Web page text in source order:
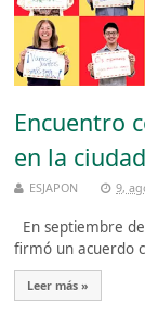
Encuentro
en la
ESJAPON 9,
En septiembre
firmó un acuerdo
Leer más »